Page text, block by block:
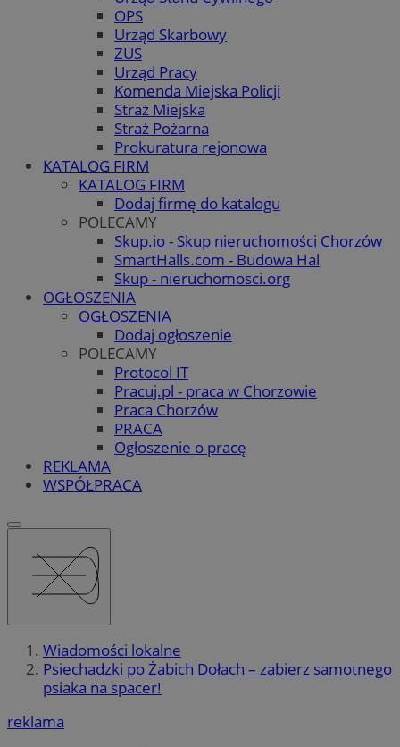
OPS
Urząd Skarbowy
ZUS
Urząd Pracy
Komenda Miejska Policji
Straż Miejska
Straż Pożarna
Prokuratura rejonowa
KATALOG FIRM
KATALOG FIRM
Dodaj firmę do katalogu
POLECAMY
Skup.io - Skup nieruchomości Chorzów
SmartHalls.com - Budowa Hal
Skup - nieruchomosci.org
OGŁOSZENIA
OGŁOSZENIA
Dodaj ogłoszenie
POLECAMY
Protocol IT
Pracuj.pl - praca w Chorzowie
Praca Chorzów
PRACA
Ogłoszenie o pracę
REKLAMA
WSPÓŁPRACA
Wiadomości lokalne
Psiechadzki po Żabich Dołach – zabierz samotnego
psiaka na spacer!
reklama